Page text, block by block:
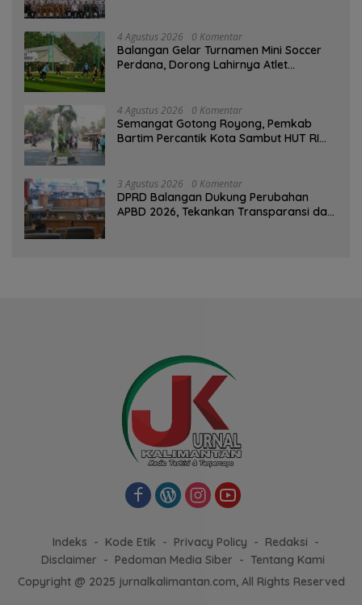
4 Agustus 2026 0 Komentar
Balangan Gelar Turnamen Mini Soccer
Perdana, Dorong Lahirnya Atlet
4 Agustus 2026 0 Komentar
Semangat Gotong Royong, Pemkab
Bartim Percantik Kota Sambut HUT RI
3 Agustus 2026 0 Komentar
DPRD Balangan Dukung Perubahan
APBD 2026, Tekankan Transparansi dan
Indeks Kode Etik Privacy Policy
Redaksi
Disclaimer
Pedoman Media Siber
Tentang Kami
Copyright @ 2025 jurnalkalimantan.com, All Rights Reserved